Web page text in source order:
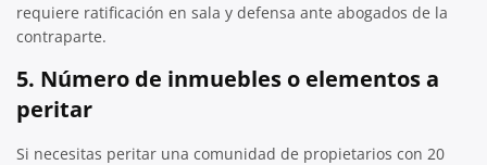
requiere ratificación en sala y defensa ante abogados de la
contraparte.
5. Número de inmuebles o elementos a
peritar
Si necesitas peritar una comunidad de propietarios con 20